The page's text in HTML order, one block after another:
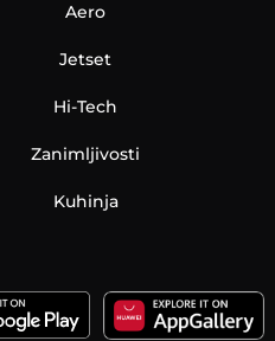
Aero
Jetset
Hi-Tech
Zanimljivosti
Kuhinja